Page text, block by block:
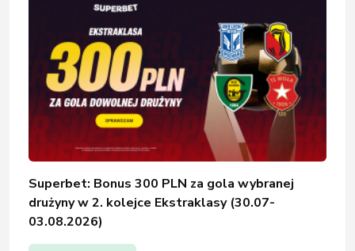
Superbet: Bonus 300 PLN za gola wybranej
drużyny w 2. kolejce Ekstraklasy (30.07-
03.08.2026)